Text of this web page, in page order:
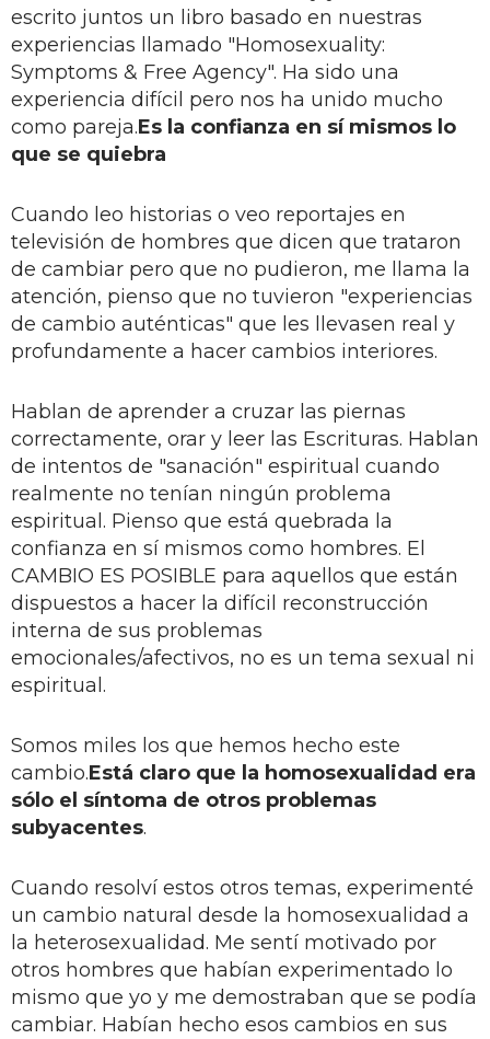
escrito juntos un libro basado en nuestras
experiencias llamado "Homosexuality:
Symptoms & Free Agency". Ha sido una
experiencia difícil pero nos ha unido mucho
como pareja.Es la confianza en sí mismos lo
que se quiebra
Cuando leo historias o veo reportajes en
televisión de hombres que dicen que trataron
de cambiar pero que no pudieron, me llama la
atención, pienso que no tuvieron "experiencias
de cambio auténticas" que les llevasen real y
profundamente a hacer cambios interiores.
Hablan de aprender a cruzar las piernas
correctamente, orar y leer las Escrituras. Hablan
de intentos de "sanación" espiritual cuando
realmente no tenían ningún problema
espiritual. Pienso que está quebrada la
confianza en sí mismos como hombres. El
CAMBIO ES POSIBLE para aquellos que están
dispuestos a hacer la difícil reconstrucción
interna de sus problemas
emocionales/afectivos, no es un tema sexual ni
espiritual.
Somos miles los que hemos hecho este
cambio.Está claro que la homosexualidad era
sólo el síntoma de otros problemas
subyacentes.
Cuando resolví estos otros temas, experimenté
un cambio natural desde la homosexualidad a
la heterosexualidad. Me sentí motivado por
otros hombres que habían experimentado lo
mismo que yo y me demostraban que se podía
cambiar. Habían hecho esos cambios en sus